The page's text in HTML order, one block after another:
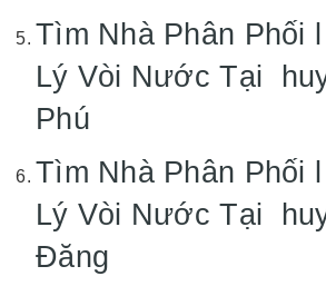
Tìm Nhà Phân Phối
Lý Vòi Nước Tại
Phú
Tìm Nhà Phân Phối
Lý Vòi Nước Tại
Đăng